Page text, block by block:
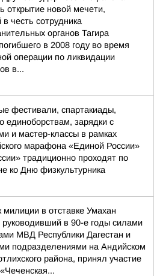
открытие новой мечети,
в честь сотрудника
органов Тагира
в 2008 году во время
операции по ликвидации
в...
фестивали, спартакиады,
единоборствам, зарядки с
и мастер-классы в рамках
марафона «Единой России»
традиционно проходят по
ко Дню физкультурника
милиции в отставке Умахан
руководивший в 90-е годы силами
МВД Республики Дагестан и
подразделениями на Андийском
района, принял участие